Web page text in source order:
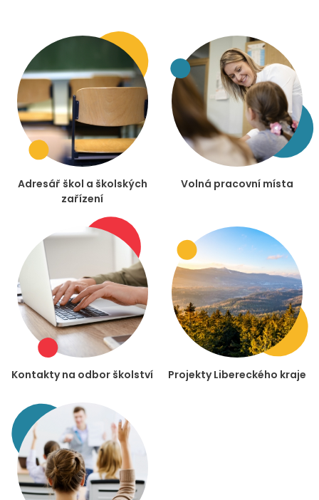
Adresář škol a školských
zařízení
Volná pracovní místa
Kontakty na odbor školství Projekty Libereckého kraje